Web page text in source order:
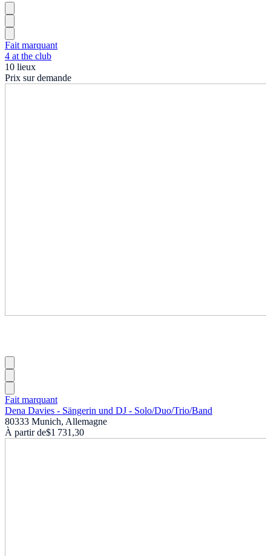
Fait marquant
4 at the club
10 lieux
Prix sur demande
Fait marquant
Dena Davies - Sängerin und DJ - Solo/Duo/Trio/Band
80333 Munich, Allemagne
À partir de$1 731,30